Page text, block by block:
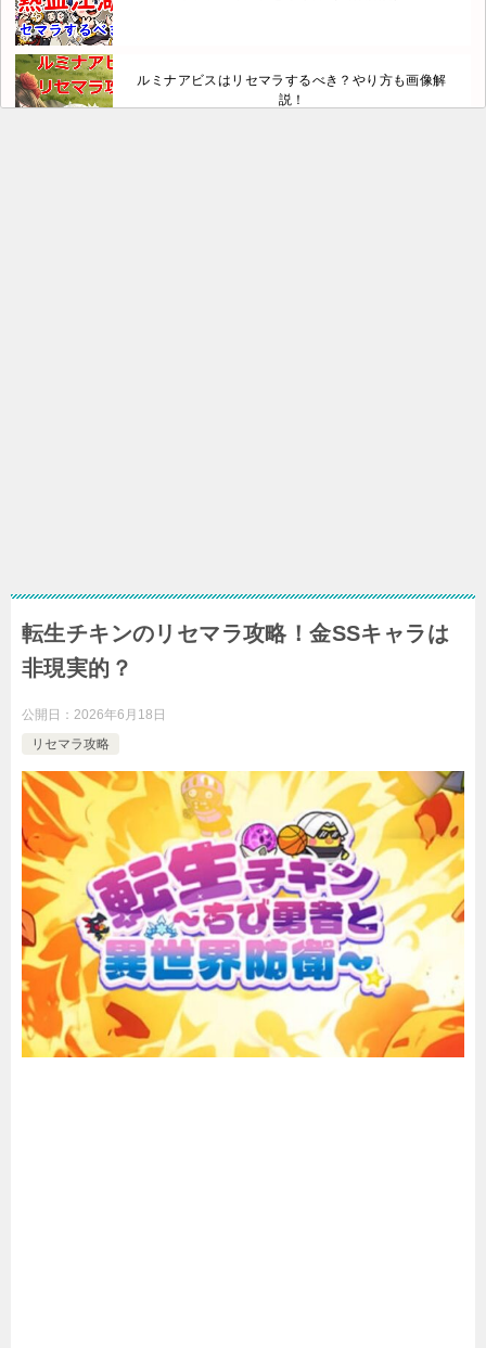
ルミナアビスはリセマラするべき？やり方も画像解
説！
転生チキンのリセマラ攻略！金SSキャラは
非現実的？
公開日： 2026年6月18日
リセマラ攻略